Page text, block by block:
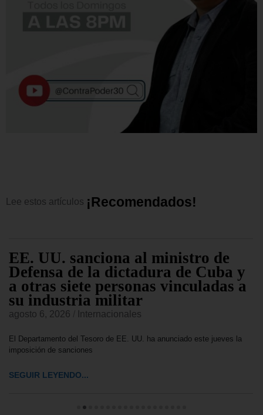
Lee estos artículos ¡Recomend ad os!
EE. UU. sanciona al ministro de
Defensa de la dictadura de Cuba y
a otras siete personas vinculadas a
su industria militar
agosto 6, 2026 Internacionales
El Departamento del Tesoro de EE. UU. ha anunciado este jueves la
imposición de sanciones
SEGUIR LEYENDO...